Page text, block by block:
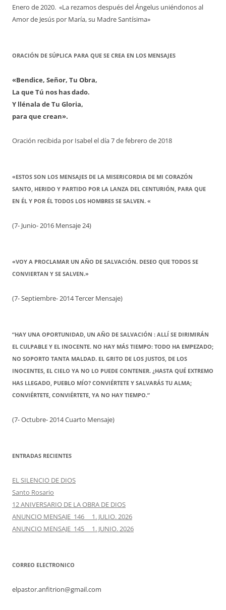
Enero de 2020. «La rezamos después del Ángelus uniéndonos al
Amor de Jesús por María, su Madre Santísima»
ORACIÓN DE SÚPLICA PARA QUE SE CREA EN LOS MENSAJES
«Bendice, Señor, Tu Obra,
La que Tú nos has dado.
Y llénala de Tu Gloria,
para que crean».
Oración recibida por Isabel el día 7 de febrero de 2018
«ESTOS SON LOS MENSAJES DE LA MISERICORDIA DE MI CORAZÓN
SANTO, HERIDO Y PARTIDO POR LA LANZA DEL CENTURIÓN, PARA QUE
EN ÉL Y POR ÉL TODOS LOS HOMBRES SE SALVEN. «
(7- Junio- 2016 Mensaje 24)
«VOY A PROCLAMAR UN AÑO DE SALVACIÓN. DESEO QUE TODOS SE
CONVIERTAN Y SE SALVEN.»
(7- Septiembre- 2014 Tercer Mensaje)
“HAY UNA OPORTUNIDAD, UN AÑO DE SALVACIÓN : ALLÍ SE DIRIMIRÁN
EL CULPABLE Y EL INOCENTE. NO HAY MÁS TIEMPO: TODO HA EMPEZADO;
NO SOPORTO TANTA MALDAD. EL GRITO DE LOS JUSTOS, DE LOS
INOCENTES, EL CIELO YA NO LO PUEDE CONTENER. ¿HASTA QUÉ EXTREMO
HAS LLEGADO, PUEBLO MÍO? CONVIÉRTETE Y SALVARÁS TU ALMA;
CONVIÉRTETE, CONVIÉRTETE, YA NO HAY TIEMPO.”
(7- Octubre- 2014 Cuarto Mensaje)
ENTRADAS RECIENTES
EL SILENCIO DE DIOS
Santo Rosario
12 ANIVERSARIO DE LA OBRA DE DIOS
ANUNCIO MENSAJE 146 1. JULIO. 2026
ANUNCIO MENSAJE 145 1. JUNIO. 2026
CORREO ELECTRONICO
elpastor.anfitrion@gmail.com